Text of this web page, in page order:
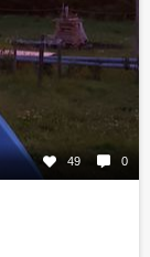
49 0